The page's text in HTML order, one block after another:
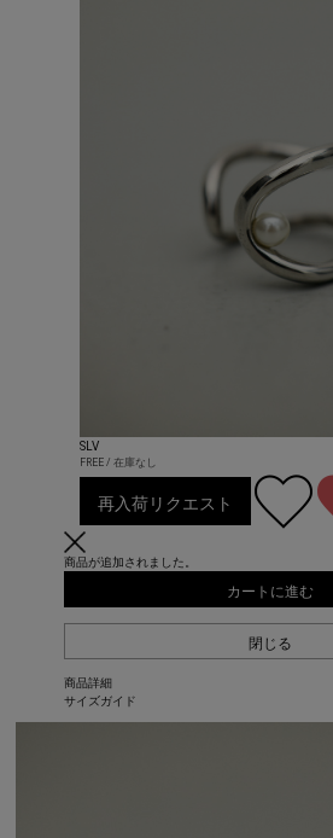
SLV
FREE / 在庫なし
再入荷リクエスト
商品が追加されました。
カートに進む
閉じる
商品詳細
サイズガイド